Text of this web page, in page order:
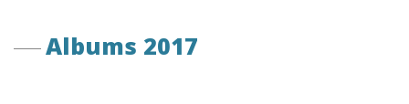
Albums 2017